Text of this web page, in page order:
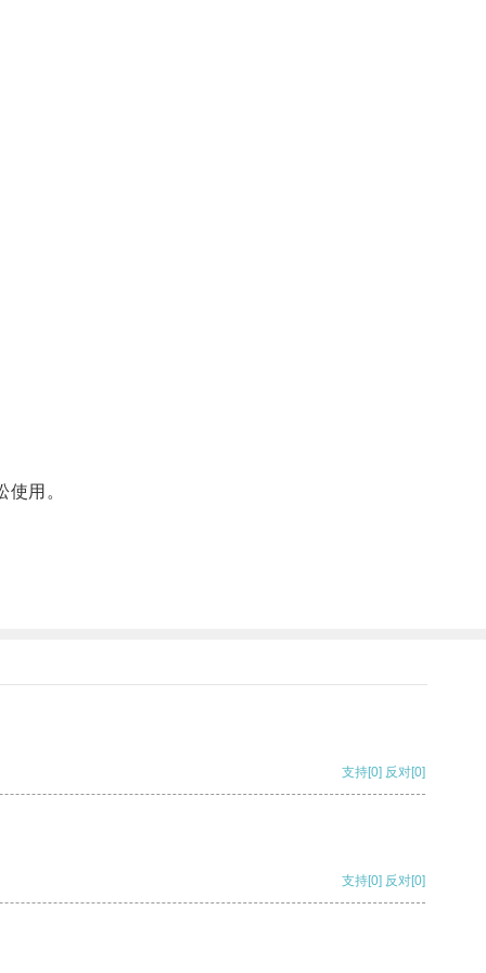
用。
支持[0] 反对[0]
支持[0] 反对[0]